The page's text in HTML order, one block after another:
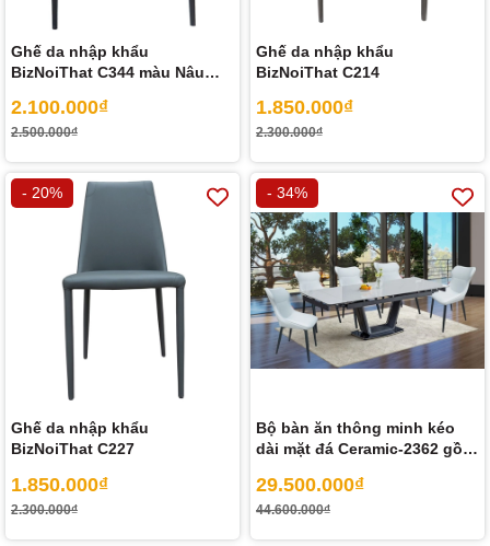
Ghế da nhập khẩu
BizNoiThat C344 màu Nâu
2.100.000₫
2.500.000₫
Ghế da nhập khẩu
BizNoiThat C214
1.850.000₫
2.300.000₫
- 20%
Ghế da nhập khẩu
BizNoiThat C227
1.850.000₫
2.300.000₫
- 34%
Bộ bàn ăn thông minh kéo
dài mặt đá Ceramic-2362 gồm
29.500.000₫
44.600.000₫